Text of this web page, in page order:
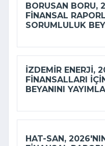
BORUSAN BORU,
FINANSAL
SORUMLULUK
İZDEMİR ENERJI,
FINANSALLARI
BEYANINI
HAT-SAN,